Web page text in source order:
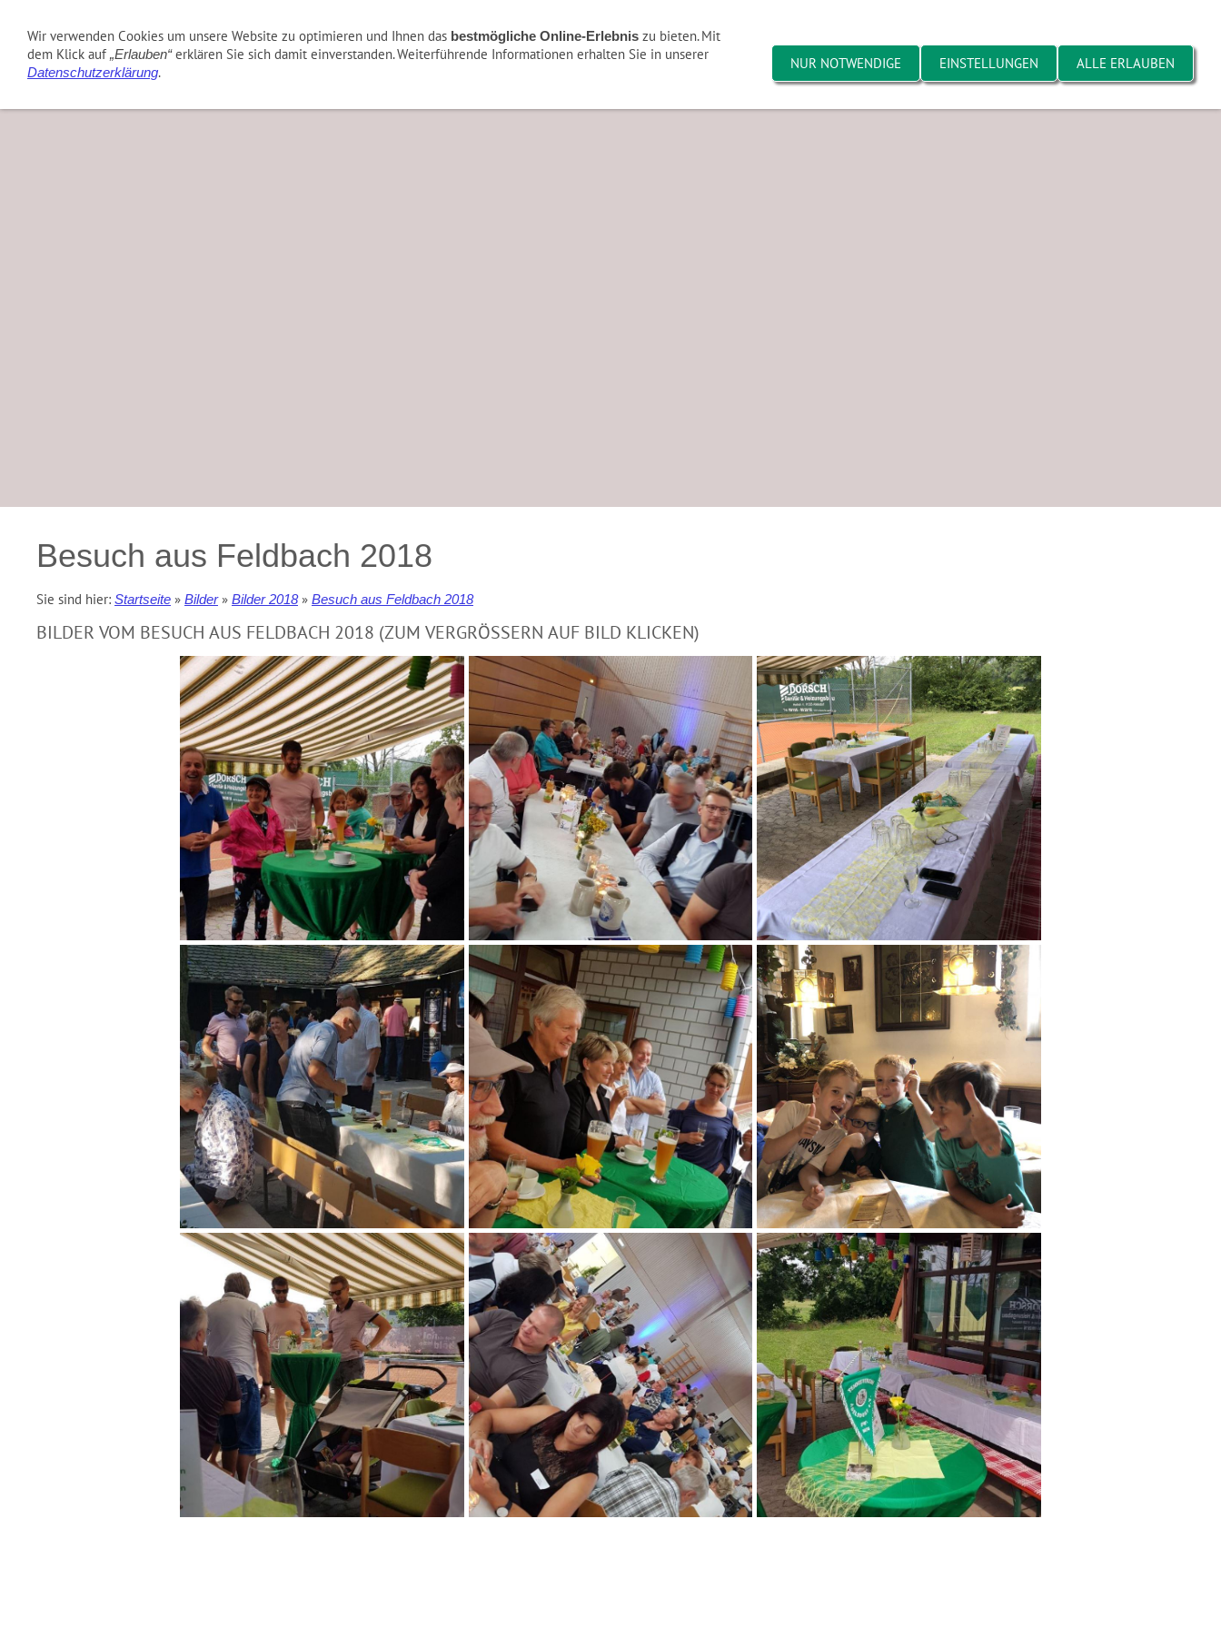
TVA Verein TVA Aktuell TVA Halle TVA Sponsoring Bilder Sonstiges
Bilder 2025 Bilder 2024 Vereinsgelände Hobbyspieler Bildarchiv 2003-2017
Besuch aus Feldbach 2018
Sie sind hier: Startseite » Bilder» Bilder 2018» Besuch aus Feldbach 2018
BILDER VOM BESUCH AUS FELDBACH 2018 (ZUM VERGRÖSSERN AUF BILD KLICKEN)
Wir verwenden Cookies um unsere Website zu optimieren und Ihnen das bestmögliche Online-Erlebnis zu bieten. Mit
dem Klick auf „Erlauben“erklären Sie sich damit einverstanden. Weiterführende Informationen erhalten Sie in unserer
Datenschutzerklärung.
NUR NOTWENDIGE EINSTELLUNGEN ALLE ERLAUBEN